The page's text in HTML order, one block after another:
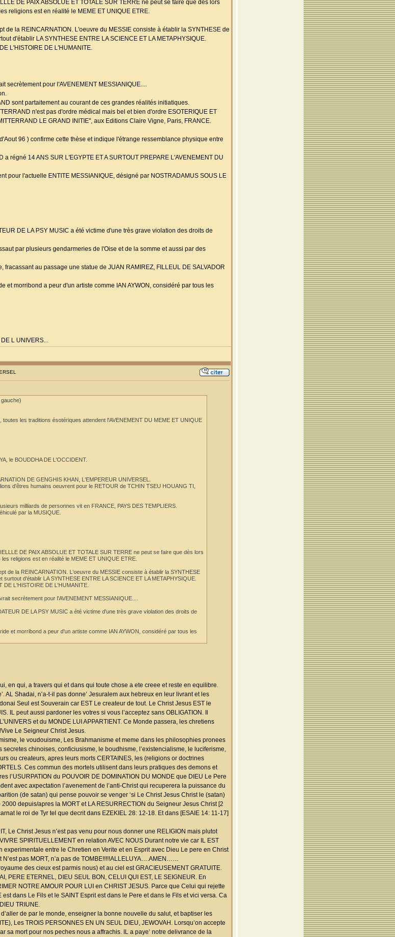
DE PAIX ABSOLUE ET TOTALE SUR TERRE ne peut se faire que dès lors
religions est en réalité le MEME ET UNIQUE ETRE.
la REINCARNATION. L'oeuvre du MESSIE consiste à établir la SYNTHESE de
d'établir LA SYNTHESE ENTRE LA SCIENCE ET LA METAPHYSIQUE.
L'HISTOIRE DE L'HUMANITE.
secrètement pour l'AVENEMENT MESSIANIQUE....
sont partaitement au courant de ces grandes réalités initiatiques.
n'est pas d'ordre médical mais bel et bien d'ordre ESOTERIQUE ET
LE GRAND INITIE", aux Editions Claire Vigne, Paris, FRANCE.
96 ) confirme cette thèse et indique l'étrange ressemblance physique entre
régné 14 ANS SUR L'EGYPTE ET A SURTOUT PREPARE L'AVENEMENT DU
pour l'actuelle ENTITE MESSIANIQUE, désigné par NOSTRADAMUS SOUS LE
DE LA PSY MUSIC a été victime d'une très grave violation des droits de
par plusieurs gendarmeries de l'Oise et de la somme et aussi par des
au passage une statue de JUAN RAMIREZ, FILLEUL DE SALVADOR
et morribond a peur d'un artiste comme IAN AYWON, considéré par tous les
L UNIVERS...
les traditions ésotériques attendent l'AVENEMENT DU MEME ET UNIQUE
le BOUDDHA DE L'OCCIDENT.
DE GENGHIS KHAN, L'EMPEREUR UNIVERSEL.
d'êtres humains oeuvrent pour le RETOUR de TCHIN TSEU HOUANG TI,
milliards de personnes vit en FRANCE, PAYS DES TEMPLIERS.
par la MUSIQUE.
DE PAIX ABSOLUE ET TOTALE SUR TERRE ne peut se faire que dès lors
religions est en réalité le MEME ET UNIQUE ETRE.
de la REINCARNATION. L'oeuvre du MESSIE consiste à établir la SYNTHESE
d'établir LA SYNTHESE ENTRE LA SCIENCE ET LA METAPHYSIQUE.
DE L'HISTOIRE DE L'HUMANITE.
secrètement pour l'AVENEMENT MESSIANIQUE....
DE LA PSY MUSIC a été victime d'une très grave violation des droits de
et morribond a peur d'un artiste comme IAN AYWON, considéré par tous les
en qui, a travers qui et dans qui toute chose a ete creee et reste en equilibre.
AL Shadai, n’a-t-il pas donne’ Jesuralem aux hebreux en leur livrant et les
Seul est Souverain car EST Le createur de tout. Le Christ Jesus EST le
IL peut aussi pardoner les votres si vous l’acceptez sans OBLIGATION. Il
et du MONDE LUI APPARTIENT. Ce Monde passera, les chretiens
Le Seigneur Christ Jesus.
le voudouisme, Les Brahmanisme et meme dans les philosophies pronees
chinoises, conficiusisme, le boudhisme, l’existencialisme, le luciferisme,
ou createurs, apres leurs morts CERTAINES, les (religions or doctrines
Ces commun des mortels utilisent dans leurs pratiques des demons et
l’USURPATION du POUVOIR DE DOMINATION DU MONDE que DIEU Le Pere
avec axpectation l’avenement de l’anti-Christ qui recuperera la puissance du
(de satan) qui pense pouvoir se venger ‘si Le Christ Jesus Christ le (satan)
depuis/apres la MORT et LA RESURRECTION du Seigneur Jesus Christ [2
le roi de Tyr tel que decrit dans EZEKIEL 28: 12-18. Et dans [ESAIE 14: 11-17]
Le Christ Jesus n’est pas venu pour nous donner une RELIGION mais plutot
SPIRITUELLEMENT en relation AVEC NOUS Durant notre vie car IL EST
entre le Chretien en Verite et en Esprit avec Dieu Le pere en Christ
pas MORT, n’a pas de TOMBE!!!!!ALLELUYA….AMEN……
des cieux est parmis nous) et au ciel est GRACIEUSEMENT GRATUITE.
PERE ETERNEL, DIEU SEUL BON, CELUI QUI EST, LE SEIGNEUR. En
NOTRE AMOUR POUR LUI en CHRIST JESUS. Parce que Celui qui rejette
dans Le Fils et le SAINT Esprit est dans le Pere et dans le Fils et vici versa. Ca
TRIUNE.
de par le monde, enseigner la bonne nouvelle du salut, et baptiser les
Les TROIS PERSONNES EN UN SEUL DIEU, JEWOVAH. Lorsqu’on accepte
sa mort pour nos peches nous a affrachis. IL a paye’ notre delivrance de la